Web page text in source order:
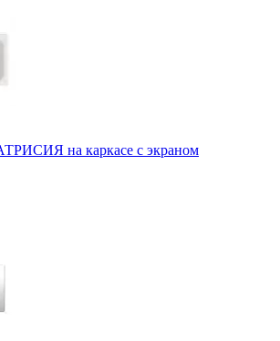
на каркасе с экраном